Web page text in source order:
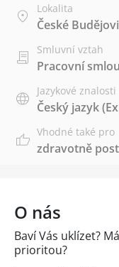
Lokalita
České
Smluvní vztah
Pracovní
Jazykové znalosti
Český jazyk
Vhodné také pro
zdravotně
O nás
Baví Vás uklízet?
prioritou?